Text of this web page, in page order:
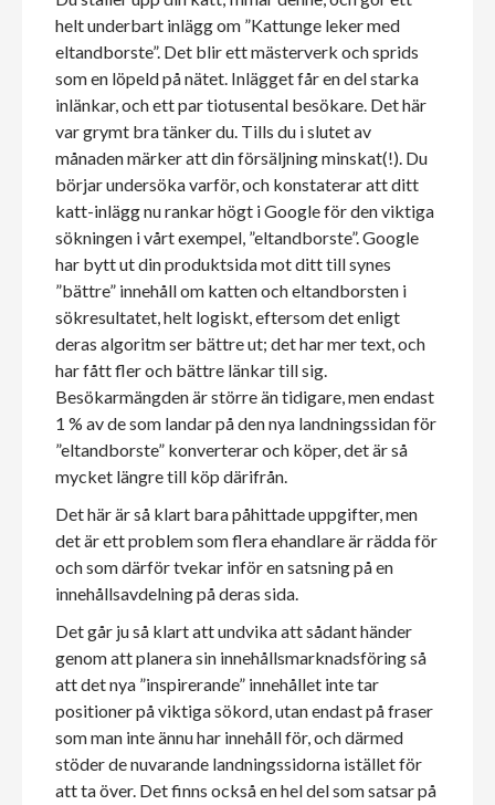
helt underbart inlägg om ”Kattunge leker med
eltandborste”. Det blir ett mästerverk och sprids
som en löpeld på nätet. Inlägget får en del starka
inlänkar, och ett par tiotusental besökare. Det här
var grymt bra tänker du. Tills du i slutet av
månaden märker att din försäljning minskat(!). Du
börjar undersöka varför, och konstaterar att ditt
katt-inlägg nu rankar högt i Google för den viktiga
sökningen i vårt exempel, ”eltandborste”. Google
har bytt ut din produktsida mot ditt till synes
”bättre” innehåll om katten och eltandborsten i
sökresultatet, helt logiskt, eftersom det enligt
deras algoritm ser bättre ut; det har mer text, och
har fått fler och bättre länkar till sig.
Besökarmängden är större än tidigare, men endast
1 % av de som landar på den nya landningssidan för
”eltandborste” konverterar och köper, det är så
mycket längre till köp därifrån.
Det här är så klart bara påhittade uppgifter, men
det är ett problem som flera ehandlare är rädda för
och som därför tvekar inför en satsning på en
innehållsavdelning på deras sida.
Det går ju så klart att undvika att sådant händer
genom att planera sin innehållsmarknadsföring så
att det nya ”inspirerande” innehållet inte tar
positioner på viktiga sökord, utan endast på fraser
som man inte ännu har innehåll för, och därmed
stöder de nuvarande landningssidorna istället för
att ta över. Det finns också en hel del som satsar på